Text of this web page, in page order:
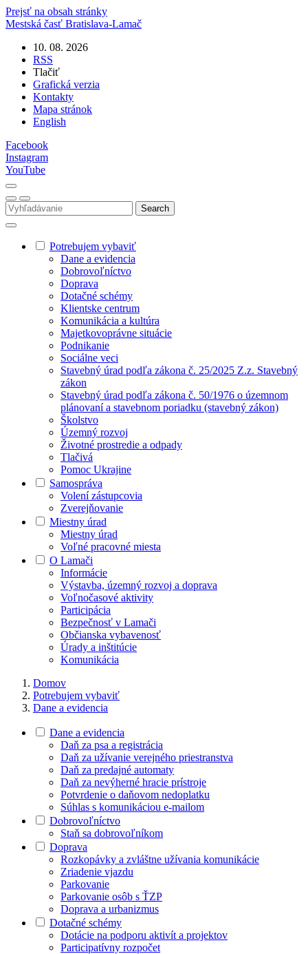
Prejsť na obsah stránky
Mestská časť Bratislava-Lamač
10. 08. 2026
RSS
Tlačiť
Grafická verzia
Kontakty
Mapa stránok
English
Facebook
Instagram
YouTube
Potrebujem vybaviť
Dane a evidencia
Dobrovoľníctvo
Doprava
Dotačné schémy
Klientske centrum
Komunikácia a kultúra
Majetkovoprávne situácie
Podnikanie
Sociálne veci
Stavebný úrad podľa zákona č. 25/2025 Z.z. Stavebný
zákon
Stavebný úrad podľa zákona č. 50/1976 o územnom
plánovaní a stavebnom poriadku (stavebný zákon)
Školstvo
Územný rozvoj
Životné prostredie a odpady
Tlačivá
Pomoc Ukrajine
Samospráva
Volení zástupcovia
Zverejňovanie
Miestny úrad
Miestny úrad
Voľné pracovné miesta
O Lamači
Informácie
Výstavba, územný rozvoj a doprava
Voľnočasové aktivity
Participácia
Bezpečnosť v Lamači
Občianska vybavenosť
Úrady a inštitúcie
Komunikácia
Domov
Potrebujem vybaviť
Dane a evidencia
Dane a evidencia
Daň za psa a registrácia
Daň za užívanie verejného priestranstva
Daň za predajné automaty
Daň za nevýherné hracie prístroje
Potvrdenie o daňovom nedoplatku
Súhlas s komunikáciou e-mailom
Dobrovoľníctvo
Staň sa dobrovoľníkom
Doprava
Rozkopávky a zvláštne užívania komunikácie
Zriadenie vjazdu
Parkovanie
Parkovanie osôb s ŤZP
Doprava a urbanizmus
Dotačné schémy
Dotácie na podporu aktivít a projektov
Participatívny rozpočet